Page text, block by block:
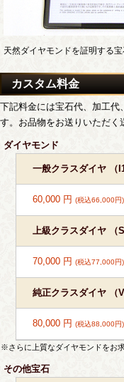
天然ダイヤモンドを証明する
カスタム料金
下記料金には宝石代、加工代
す。お品物をお送りいただく
ダイヤモンド
一般クラスダイヤ （
60,000 円(税込66,000円)
上級クラスダイヤ （
70,000 円(税込77,000円)
純正クラスダイヤ （
80,000 円(税込88,000円)
※さらに上質なダイヤモンドをお
その他宝石